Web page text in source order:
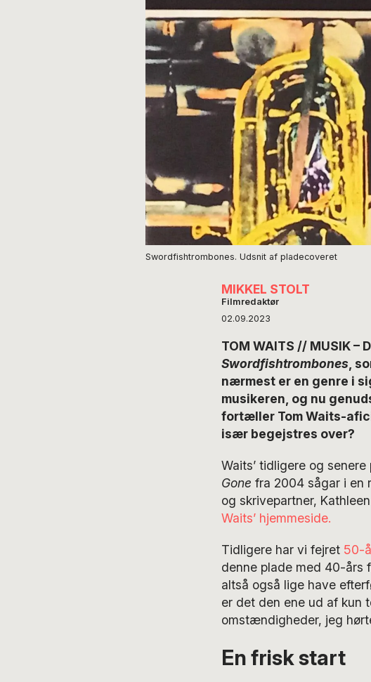
Swordfishtrombones. Udsnit af pladecoveret
MIKKEL STOLT
Filmredaktør
02.09.2023
TOM WAITS // MUSIK –
Swordfishtrombones ,
nærmest er en genre i
musikeren, og nu
fortæller Tom Waits-
især begejstres over?
Waits’ tidligere og
Gone fra 2004 sågar i en
og skrivepartner,
Waits’ hjemmeside.
Tidligere har vi fejret 50-
denne plade med 40-års
altså også lige have
er det den ene ud af kun
omstændigheder, jeg
En frisk start